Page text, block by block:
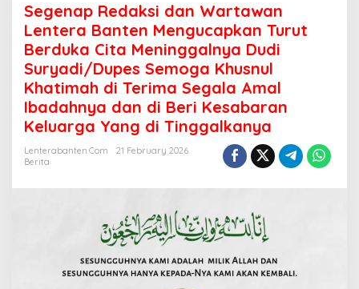
dan
Wartawan
Lentera
Banten
Mengucapkan
Turut
Berduka
Cita
Meninggalnya
Dudi
Suryadi/Dupes
di
Terima
Segala
Amal
Ibadahnya
Segenap Redaksi dan Wartawan
Lentera Banten Mengucapkan Turut
Berduka Cita Meninggalnya Dudi
Suryadi/Dupes Semoga Khusnul
Khatimah di Terima Segala Amal
Ibadahnya dan di Beri Kesabaran
Keluarga Yang di Tinggalkanya
Lenterabanten.com
21 February 2026
Berita